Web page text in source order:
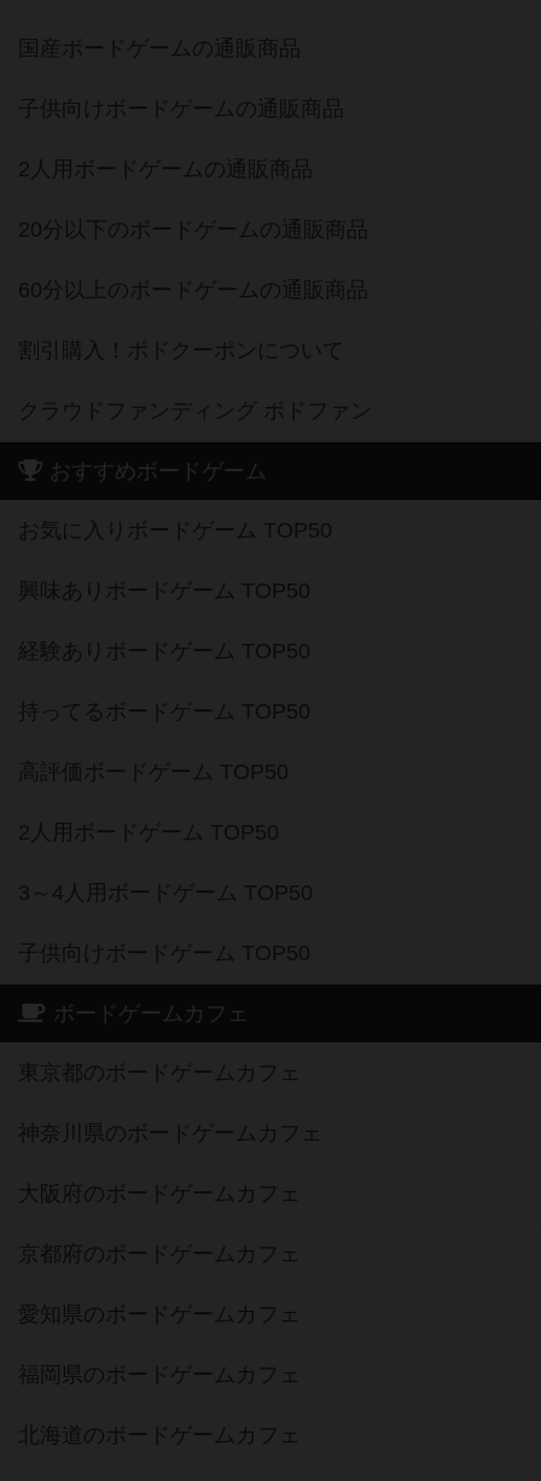
国産ボードゲームの通販商品
子供向けボードゲームの通販商品
2人用ボードゲームの通販商品
20分以下のボードゲームの通販商品
60分以上のボードゲームの通販商品
割引購入！ボドクーポンについて
クラウドファンディング ボドファン
おすすめボードゲーム
お気に入りボードゲーム TOP50
興味ありボードゲーム TOP50
経験ありボードゲーム TOP50
持ってるボードゲーム TOP50
高評価ボードゲーム TOP50
2人用ボードゲーム TOP50
3～4人用ボードゲーム TOP50
子供向けボードゲーム TOP50
ボードゲームカフェ
東京都のボードゲームカフェ
神奈川県のボードゲームカフェ
大阪府のボードゲームカフェ
京都府のボードゲームカフェ
愛知県のボードゲームカフェ
福岡県のボードゲームカフェ
北海道のボードゲームカフェ